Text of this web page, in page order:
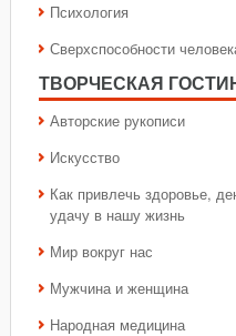
Психология
Сверхспособности
ТВОРЧЕСКАЯ
Авторские рукописи
Искусство
Как привлечь здоровье,
удачу в нашу жизнь
Мир вокруг нас
Мужчина и женщина
Народная медицина